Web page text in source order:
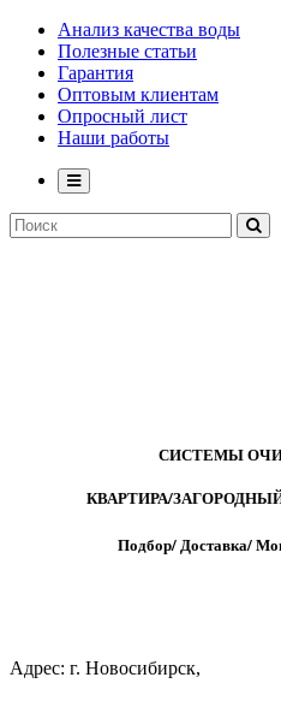
Анализ качества воды
Полезные статьи
Гарантия
Оптовым клиентам
Опросный лист
Наши работы
СИСТЕМЫ
КВАРТИРА/
Подбор/Доставка/М
Адрес: г. Новосибирск,